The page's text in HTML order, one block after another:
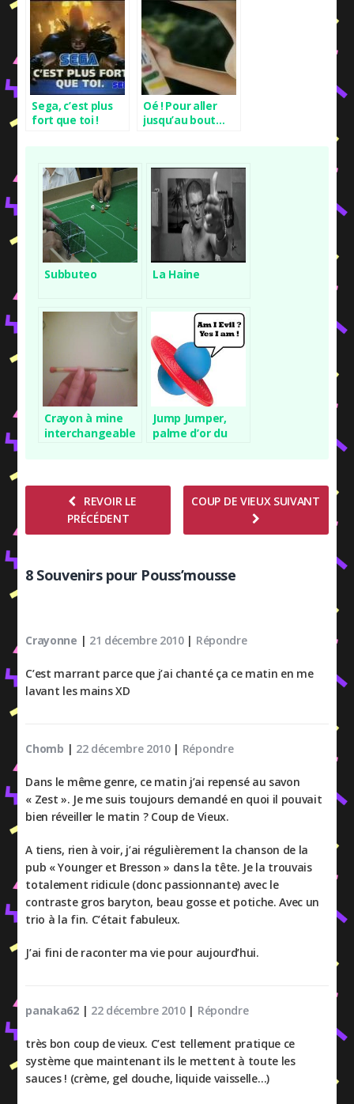
Sega, c’est plus
fort que toi !
Oé ! Pour aller
jusqu’au bout…
Subbuteo La Haine
Crayon à mine
interchangeable
Jump Jumper,
palme d’or du
REVOIR LE
PRÉCÉDENT
COUP DE VIEUX SUIVANT
8 Souvenirs pour Pouss’mousse
Crayonne | 21 décembre 2010| Répondre
C’est marrant parce que j’ai chanté ça ce matin en me
lavant les mains XD
Chomb | 22 décembre 2010| Répondre
Dans le même genre, ce matin j’ai repensé au savon
« Zest ». Je me suis toujours demandé en quoi il pouvait
bien réveiller le matin ? Coup de Vieux.
A tiens, rien à voir, j’ai régulièrement la chanson de la
pub « Younger et Bresson » dans la tête. Je la trouvais
totalement ridicule (donc passionnante) avec le
contraste gros baryton, beau gosse et potiche. Avec un
trio à la fin. C’était fabuleux.
J’ai fini de raconter ma vie pour aujourd’hui.
panaka62 | 22 décembre 2010| Répondre
très bon coup de vieux. C’est tellement pratique ce
système que maintenant ils le mettent à toute les
sauces ! (crème, gel douche, liquide vaisselle…)